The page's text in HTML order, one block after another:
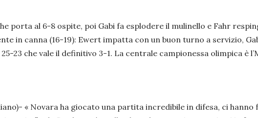
porta al 6-8 ospite, poi Gabi fa esplodere il mulinello e Fahr
in canna (16-19): Ewert impatta con un buon turno a servizio,
23 che vale il definitivo 3-1. La centrale campionessa olimpica è
« Novara ha giocato una partita incredibile in difesa, ci